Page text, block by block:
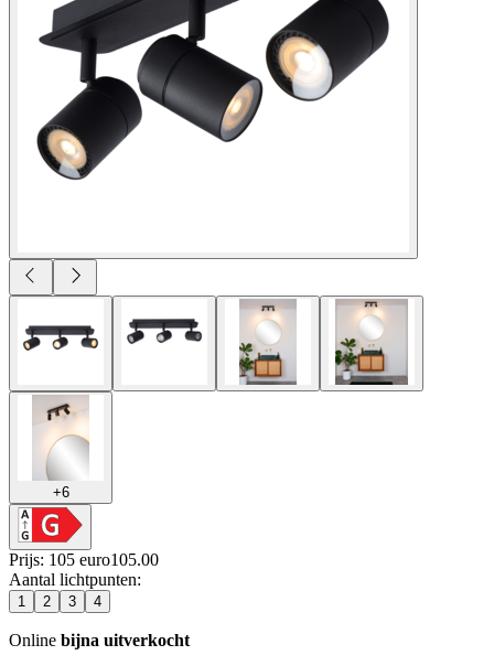
+6
Prijs: 105 euro105.00
Aantal lichtpunten:
1 2 3 4
Online bijna uitverkocht